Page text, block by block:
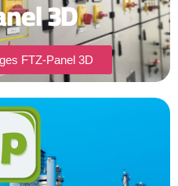
3D
FTZ-Panel 3D